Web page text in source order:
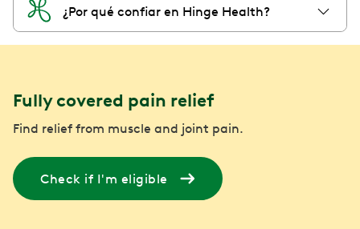
¿Por qué confiar en Hinge Health?
Fully covered pain relief
Find relief from muscle and joint pain.
Check if I'm eligible